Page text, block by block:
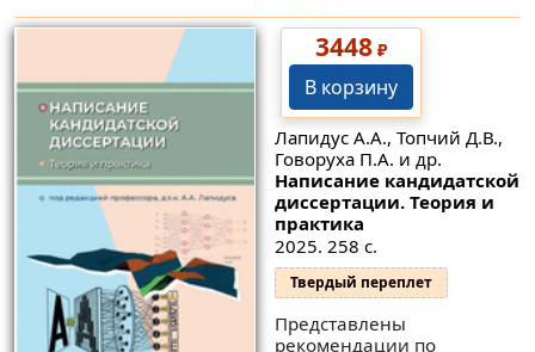
3448₽
В корзину
Лапидус А.А., Топчий Д.В.,
Говоруха П.А. и др.
Написание кандидатской
диссертации. Теория и
практика
2025. 258 с.
Твердый переплет
Представлены
рекомендации по